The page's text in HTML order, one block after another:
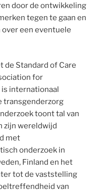
door de ontwikkeling
tegen te gaan en
een eventuele
de Standard of Care
for
is internationaal
transgenderzorg
toont tal van
zijn wereldwijd
met
onderzoek in
Finland en het
tot de vaststelling
van